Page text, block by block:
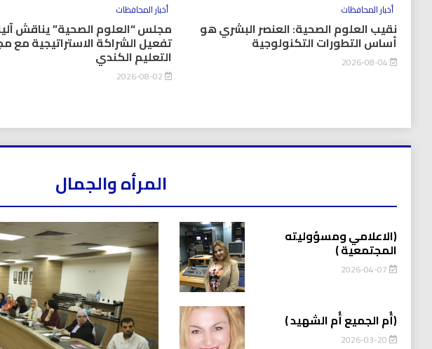
أخبار المحافظات
نقيب العلوم الصحية: العنصر البشري هو
أساس التطورات التكنولوجية
أخبار المحافظات
مجلس “العلوم الصحية” يناقش
تفعيل الشراكة الاستراتيجية مع
التعليم الكندي
المرأه والجمال
(الاعلامي ومسؤوليته
المجتمعية )
2026-04-07
(أُم الجميع أُم الشهيد )
2026-03-20